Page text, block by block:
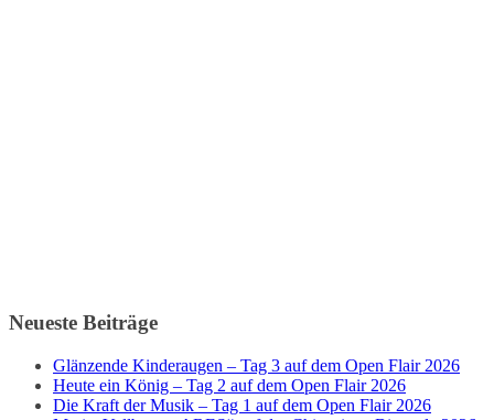
Neueste Beiträge
Glänzende Kinderaugen – Tag 3 auf dem Open Flair 2026
Heute ein König – Tag 2 auf dem Open Flair 2026
Die Kraft der Musik – Tag 1 auf dem Open Flair 2026